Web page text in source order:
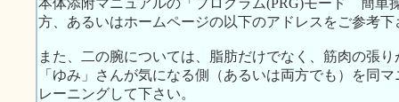
本体添附マニュアルの「プログラム(PRG)モード 簡単
方、あるいはホームページの以下のアドレスをご参考下
また、二の腕については、脂肪だけでなく、筋肉の張
「ゆみ」さんが気になる側（あるいは両方でも）を同
レーニングして下さい。